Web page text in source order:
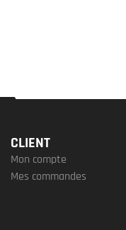
CLIENT
Mon compte
Mes commandes